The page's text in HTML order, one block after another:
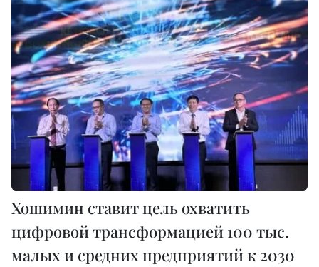
Хошимин ставит цель охватить
цифровой трансформацией 100 тыс.
малых и средних предприятий к 2030